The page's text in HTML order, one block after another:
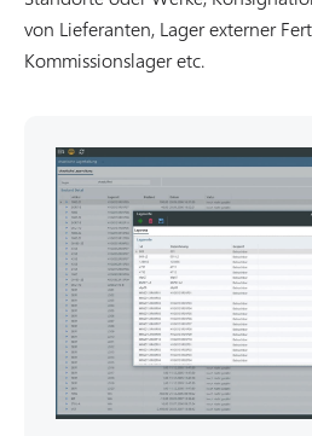
von Lieferanten, Lager externer
Kommissionslager etc.